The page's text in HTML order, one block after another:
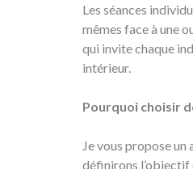
Les séances
mêmes face à une
qui invite chaque
intérieur.
Pourquoi choisir
Je vous propose
définirons l’objectif